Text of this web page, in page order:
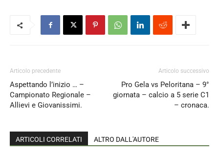
Articolo precedente
Aspettando l’inizio … –
Campionato Regionale –
Allievi e Giovanissimi.
Articolo successivo
Pro Gela vs Peloritana – 9°
giornata – calcio a 5 serie C1
– cronaca.
ARTICOLI CORRELATI ALTRO DALL'AUTORE